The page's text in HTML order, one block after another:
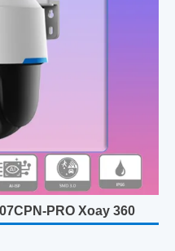
PRO Xoay 360